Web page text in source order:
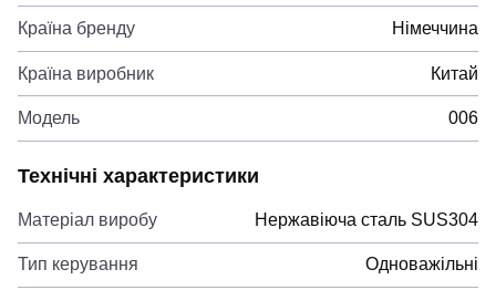
Країна бренду Німеччина
Країна виробник Китай
Модель 006
Технічні характеристики
Матеріал виробу Нержавіюча сталь SUS304
Тип керування Одноважільні